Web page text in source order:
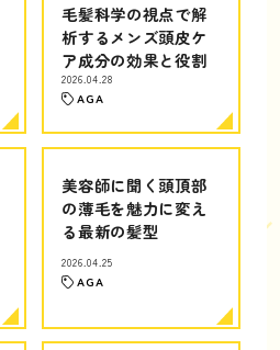
毛髪科学の視点で解
析するメンズ頭皮ケ
ア成分の効果と役割
2026.04.28
AGA
美容師に聞く頭頂部
の薄毛を魅力に変え
る最新の髪型
2026.04.25
AGA